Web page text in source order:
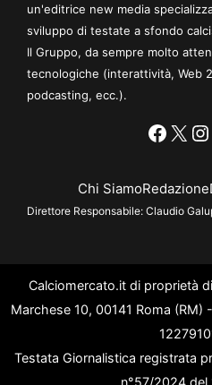
un'editrice new media
sviluppo di testate a sfondo
Il Gruppo, da sempre molto
tecnologiche (interattività, Web
podcasting, ecc.).
X
Chi SiamoRedazione
Direttore Responsabile: Claudio
Calciomercato.it di proprietà
Marchese 10, 00141 Roma (RM)
Testata Giornalistica registrata